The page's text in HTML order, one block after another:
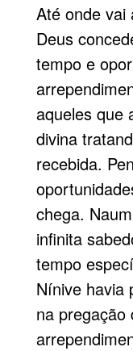
Até onde vai
Deus
tempo e
aqueles que
divina
recebida.
chega.
infinita
tempo
Nínive havia
na pregação